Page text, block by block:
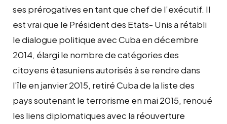
ses prérogatives en tant que chef de l’exécutif. Il
est vrai que le Président des Etats- Unis a rétabli
le dialogue politique avec Cuba en décembre
2014, élargi le nombre de catégories des
citoyens étasuniens autorisés à se rendre dans
l’île en janvier 2015, retiré Cuba de la liste des
pays soutenant le terrorisme en mai 2015, renoué
les liens diplomatiques avec la réouverture